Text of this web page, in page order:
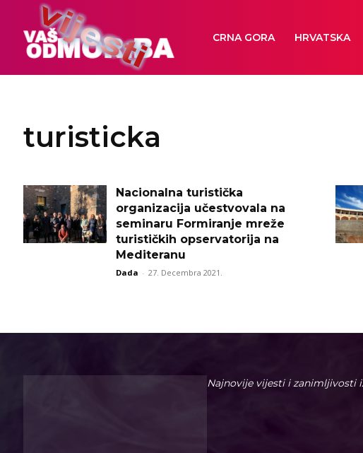
CRNA GORA HRVATSKA
turisticka
Nacionalna turistička
organizacija učestvovala na
seminaru Formiranje mreže
turističkih opservatorija na
Mediteranu
Dada - 27. Decembra 2021.
Najnovije vijesti i zanimljivosti